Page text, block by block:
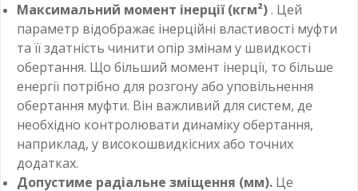
Максимальний момент інерції (кгм²). Цей
параметр відображає інерційні властивості муфти
та її здатність чинити опір змінам у швидкості
обертання. Що більший момент інерції, то більше
енергії потрібно для розгону або уповільнення
обертання муфти. Він важливий для систем, де
необхідно контролювати динаміку обертання,
наприклад, у високошвидкісних або точних
додатках.
Допустиме радіальне зміщення (мм). Це